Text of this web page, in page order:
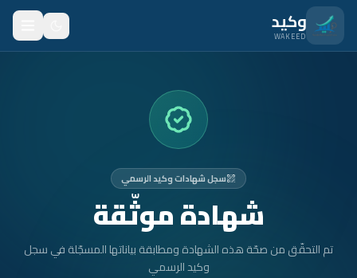
انتقل للمحتوى الرئيسي
وكيد
WAKEED
المتدربون
سجل شهادات وكيد الرسمي
شهادة موثّقة
تم التحقّق من صحّة هذه الشهادة ومطابقة بياناتها المسجّلة في سجل
وكيد الرسمي